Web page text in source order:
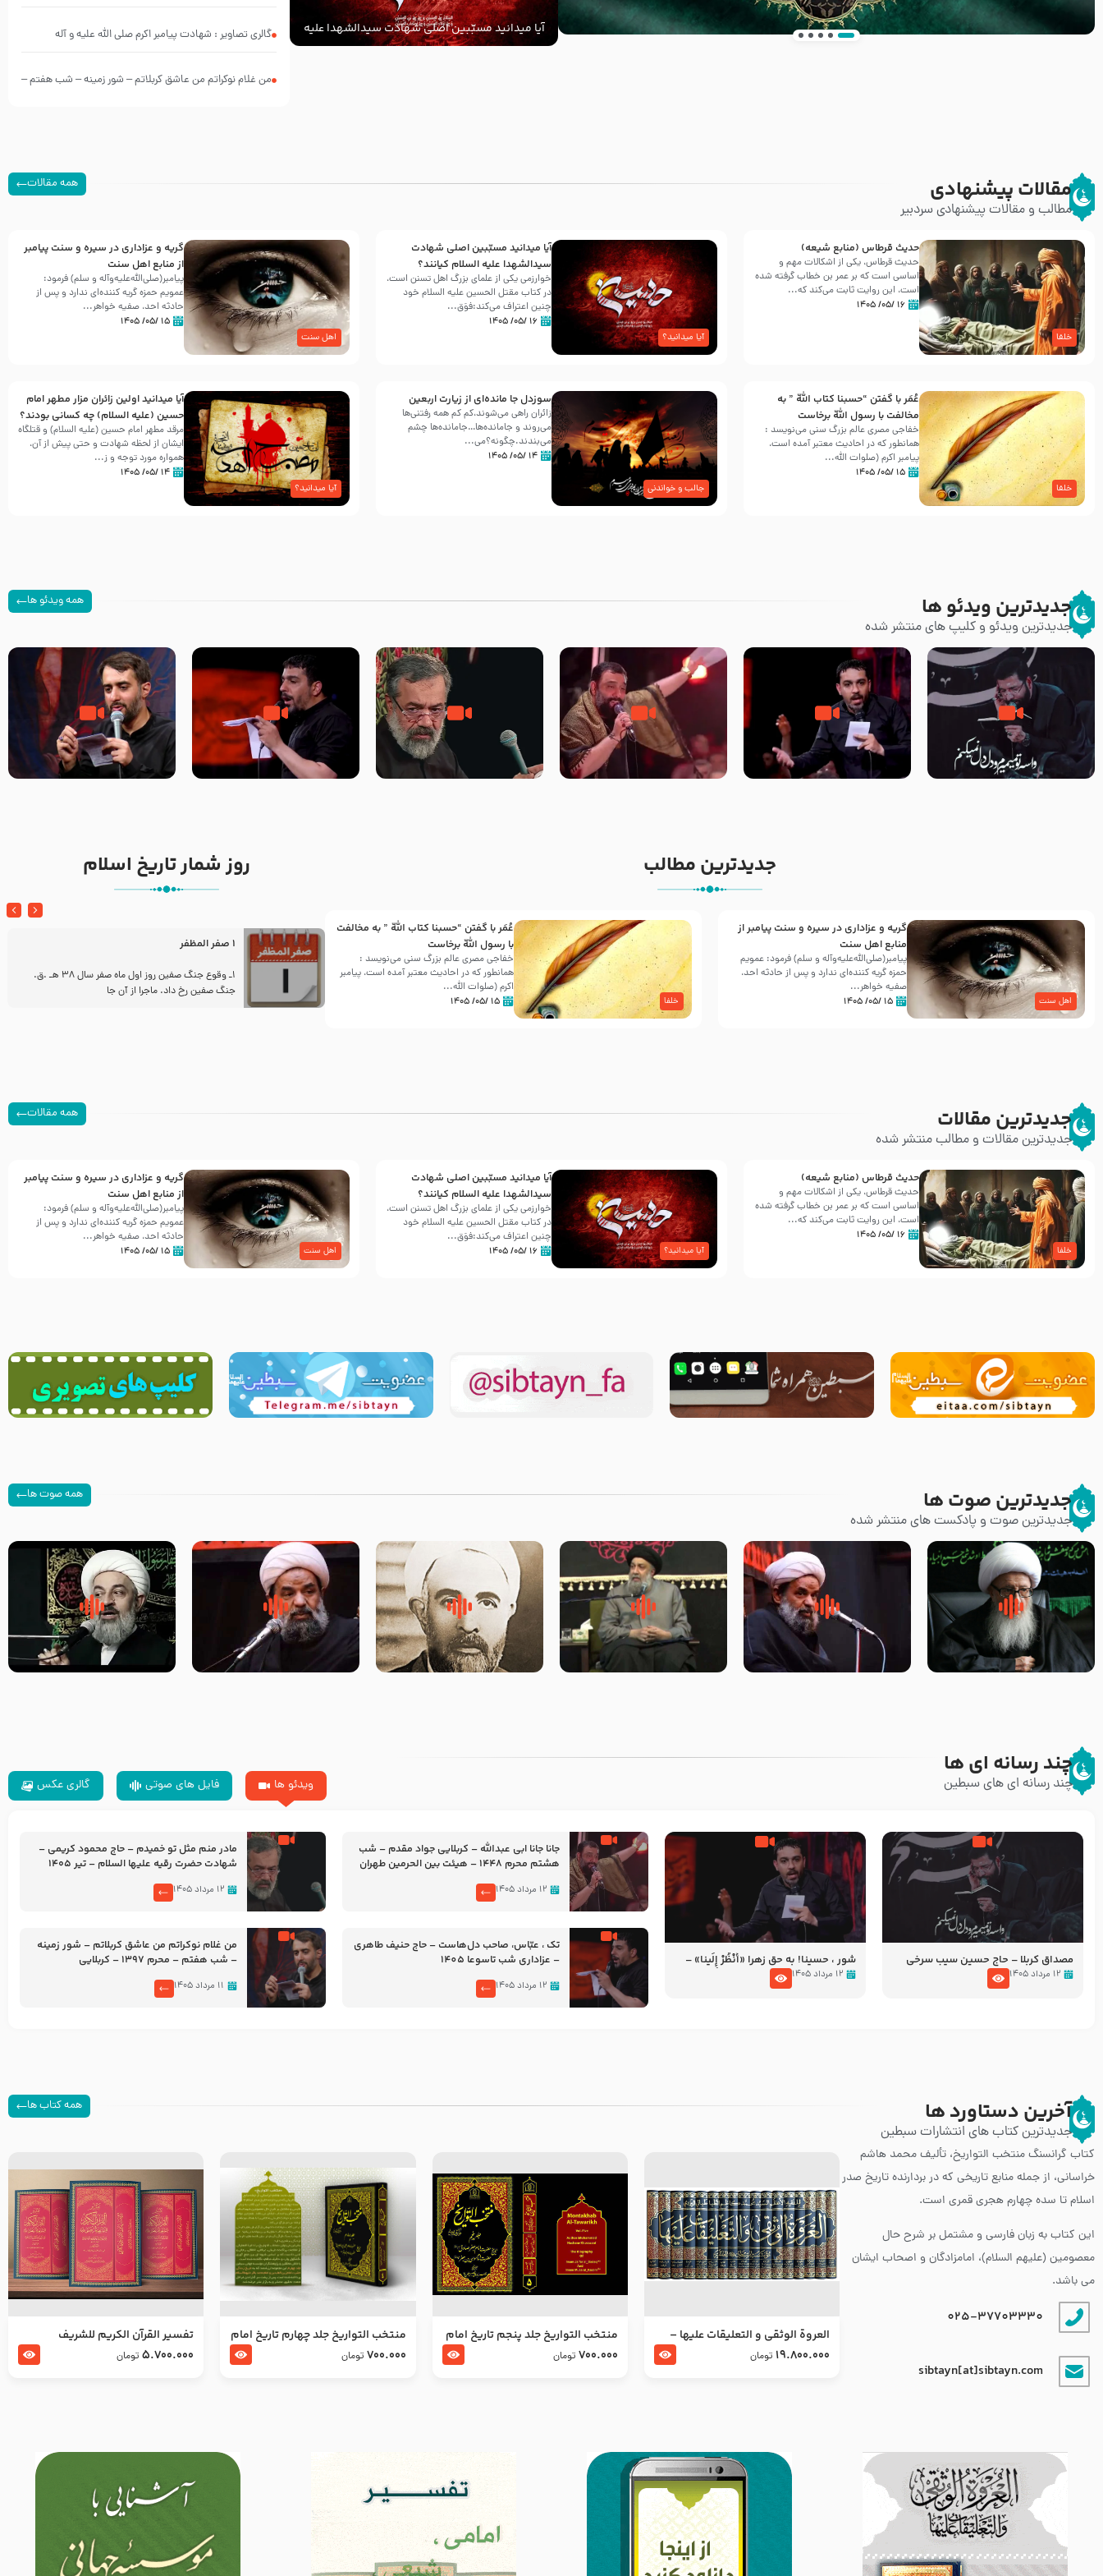
آیا میدانید مسبّبین اصلی شهادت سیدالشهدا علیه
‌السلام کیانند؟
گالری تصاویر : شهادت پیامبر اکرم صلی الله علیه و آله
من غلام نوکراتم من عاشق کربلاتم – شور زمینه – شب هفتم –
مقالات پیشنهادی
مطالب و مقالات پیشنهادی سردبیر
همه مقالات
خلفا
حدیث قرطاس (منابع شیعه)
حدیث قرطاس، یکی از اشکالات مهم و
اساسی است که بر عمر بن خطاب گرفته شده
است، این روایت ثابت می‌کند که...
۱۶ /۰۵/ ۱۴۰۵
آیا میدانید؟
آیا میدانید مسبّبین اصلی شهادت
سیدالشهدا علیه ‌السلام کیانند؟
خوارزمی یکی از علمای بزرگ اهل تسنن است،
در کتاب مقتل الحسین علیه ‌السلام خود
چنین اعتراف می‌کند:فوَق...
۱۶ /۰۵/ ۱۴۰۵
اهل سنت
گریه و عزاداری در سیره و سنت پیامبر
از منابع اهل سنت
پیامبر(صلی‌الله‌علیه‌وآله و سلم) فرمود:
عمویم حمزه گریه کننده‌ای ندارد و پس از
حادثه احد، صفیه خواهر...
۱۵ /۰۵/ ۱۴۰۵
خلفا
عُمَر با گفتن “حسبنا كتاب اللّه ” به
مخالفت با رسول اللّه برخاست
خفاجی مصری عالم بزرگ سنی می‌نویسد :
همانطور که در احادیث معتبر آمده است،
پیامبر اکرم (صلوات اللّه...
۱۵ /۰۵/ ۱۴۰۵
جالب و خواندنی
سوزدل جا مانده‌ای از زیارت اربعین
زائران راهی می‌شوند،کم‌ کم همه رفتنی‌ها
می‌روند و جامانده‌ها…جامانده‌ها چشم
می‌بندند.چگونه؟می‌...
۱۴ /۰۵/ ۱۴۰۵
آیا میدانید؟
آیا میدانید اولین زائران مزار مطهر امام
حسین (علیه السلام) چه کسانی بودند؟
مرقد مطهر امام حسین (علیه السلام) و قتلگاه
ایشان از لحظه شهادت و حتی پیش از آن،
همواره مورد توجه و ز...
۱۴ /۰۵/ ۱۴۰۵
جدیدترین ویدئو ها
جدیدترین ویدئو و کلیپ های منتشر شده
همه ویدئو ها
مصداق کربلا – حاج حسین سیب
شور ، حسینا! به‌ حق زهرا «أُنْظُرْ
إِلَینا» – عزاداری شب هفتم ماه
جانا جانا ابی عبدالله – کربلایی
جواد مقدم – شب هشتم محرم
مادر منم مثل تو خمیدم – حاج
محمود کریمی – شهادت حضرت
تک ، عبّاس، صاحب دل‌هاست –
حاج حنیف طاهری – عزاداری شب
من غلام نوکراتم من عاشق
کربلاتم – شور زمینه – شب هفتم
جدیدترین مطالب
اهل سنت
گریه و عزاداری در سیره و سنت پیامبر از
منابع اهل سنت
پیامبر(صلی‌الله‌علیه‌وآله و سلم) فرمود: عمویم
حمزه گریه کننده‌ای ندارد و پس از حادثه احد،
صفیه خواهر...
۱۵ /۰۵/ ۱۴۰۵ خلفا
عُمَر با گفتن “حسبنا كتاب اللّه ” به مخالفت
با رسول اللّه برخاست
خفاجی مصری عالم بزرگ سنی می‌نویسد :
همانطور که در احادیث معتبر آمده است، پیامبر
اکرم (صلوات اللّه...
۱۵ /۰۵/ ۱۴۰۵
روز شمار تاریخ اسلام
30 صفر المظفر
شهادت حضرت علی بن موسی الرضا (علیه السلام) در روز
آخـر صفر سـال 203 هـ .ق. هشـتمین اختر تابناک امامت
1 صفر المظفر
1ـ وقوع جنگ صفین روز اول ماه صفر سال 38 هـ .ق.
جنگ صفین رخ داد. ماجرا از آن جا
جدیدترین مقالات
جدیدترین مقالات و مطالب منتشر شده
همه مقالات
خلفا
حدیث قرطاس (منابع شیعه)
حدیث قرطاس، یکی از اشکالات مهم و
اساسی است که بر عمر بن خطاب گرفته شده
است، این روایت ثابت می‌کند که...
۱۶ /۰۵/ ۱۴۰۵
آیا میدانید؟
آیا میدانید مسبّبین اصلی شهادت
سیدالشهدا علیه ‌السلام کیانند؟
خوارزمی یکی از علمای بزرگ اهل تسنن است،
در کتاب مقتل الحسین علیه ‌السلام خود
چنین اعتراف می‌کند:فوَق...
۱۶ /۰۵/ ۱۴۰۵ اهل سنت
گریه و عزاداری در سیره و سنت پیامبر
از منابع اهل سنت
پیامبر(صلی‌الله‌علیه‌وآله و سلم) فرمود:
عمویم حمزه گریه کننده‌ای ندارد و پس از
حادثه احد، صفیه خواهر...
۱۵ /۰۵/ ۱۴۰۵
جدیدترین صوت ها
جدیدترین صوت و پادکست های منتشر شده
همه صوت ها
زوّار اربعین امام حسین (علیه
السلام) با این اشتیاق به زیارت
روضه جانسوز پاره های جگر امام
حسن مجتبی علیه السلام-حجت
لقب حضرت رقیه سلام الله علیها
به چه معناست – حجت الاسلام
روضه‌ی مجلس یزید ملعون و
اسارت اهل‌بیت علیهم‌السلام –
سلام جوانی که امام حسین علیه
السلام خودش جوابش را دادند
زیارتی که اسباب رزق زیاد و عمر
طولانی است حجت السلام حسین
چند رسانه ای ها
چند رسانه ای های سبطین ویدئو ها فایل های صوتی گالری عکس
مصداق کربلا – حاج حسین سیب سرخی
۱۲ مرداد ۱۴۰۵
شور ، حسینا! به‌ حق زهرا «أُنْظُرْ إِلَینا» –
عزاداری شب هفتم ماه محرّم 1405
۱۲ مرداد ۱۴۰۵
جانا جانا ابی عبدالله – کربلایی جواد مقدم – شب
هشتم محرم 1448 – هیئت بین الحرمین طهران
۱۲ مرداد ۱۴۰۵
مادر منم مثل تو خمیدم – حاج محمود کریمی –
شهادت حضرت رقیه علیها السلام – تیر ۱۴۰۵
۱۲ مرداد ۱۴۰۵
تک ، عبّاس، صاحب دل‌هاست – حاج حنیف طاهری
– عزاداری شب تاسوعا 1405
۱۲ مرداد ۱۴۰۵
من غلام نوکراتم من عاشق کربلاتم – شور زمینه
– شب هفتم – محرم 1397 – کربلایی
۱۱ مرداد ۱۴۰۵
آخرین دستاورد ها
جدیدترین کتاب های انتشارات سبطین
همه کتاب ها
کتاب گرانسنگ منتخب التواريخ، تألیف محمد هاشم
خراسانی، از جمله منابع تاریخی که در بردارنده تاریخ صدر
اسلام تا سده چهارم هجری قمری است.
این کتاب به زبان فارسی و مشتمل بر شرح حال
معصومین (علیهم السلام)، امامزادگان و اصحاب ایشان
می باشد.
025-37703330
sibtayn[at]sibtayn.com
العروة الوثقى و التعليقات عليها –
طرح جدید
19.800.000 تومان
منتخب التواریخ جلد پنجم تاریخ امام
جعفر صادق و امام موسی بن جعفر
700.000 تومان
منتخب التواریخ جلد چهارم تاریخ امام
زین العابدین و امام محمد باقر
700.000 تومان
تفسير القرآن الكريم للشريف
المرتضي قدس سرّه
5.700.000 تومان